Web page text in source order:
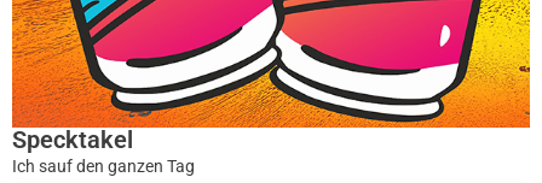
Specktakel
Ich sauf den ganzen Tag